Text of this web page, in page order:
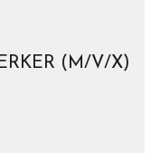
(M/V/X)